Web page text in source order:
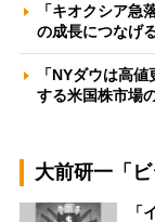
「キオクシア
の成長につな
「NYダウは高
する米国株市
大前研一「
「